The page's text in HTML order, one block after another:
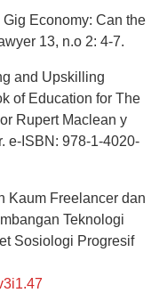
Economy: Can the
13, n.o 2: 4-7.
and Upskilling
of Education for The
Rupert Maclean y
e-ISBN: 978-1-4020-
Kaum Freelancer dan
Teknologi
Sosiologi Progresif